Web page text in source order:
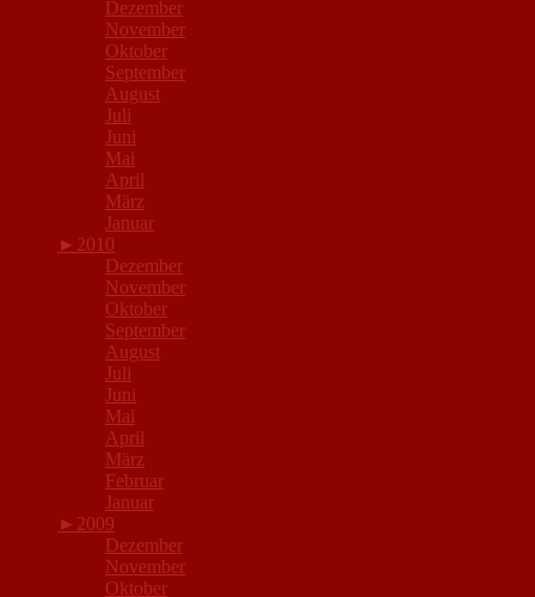
Dezember
November
Oktober
September
August
Juli
Juni
Mai
April
März
Januar
► 2010
Dezember
November
Oktober
September
August
Juli
Juni
Mai
April
März
Februar
Januar
► 2009
Dezember
November
Oktober